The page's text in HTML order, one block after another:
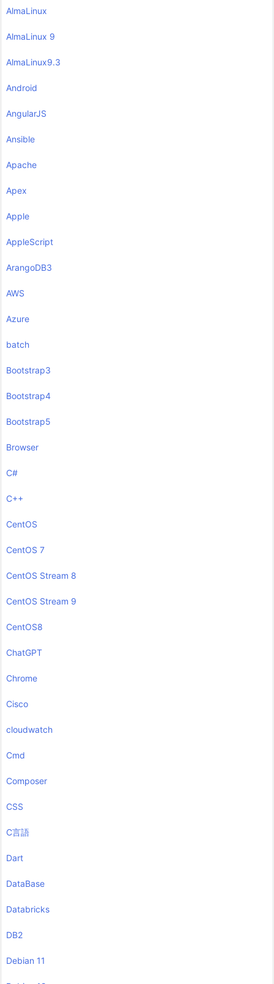
AlmaLinux
AlmaLinux 9
AlmaLinux9.3
Android
AngularJS
Ansible
Apache
Apex
Apple
AppleScript
ArangoDB3
AWS
Azure
batch
Bootstrap3
Bootstrap4
Bootstrap5
Browser
C#
C++
CentOS
CentOS 7
CentOS Stream 8
CentOS Stream 9
CentOS8
ChatGPT
Chrome
Cisco
cloudwatch
Cmd
Composer
CSS
C言語
Dart
DataBase
Databricks
DB2
Debian 11